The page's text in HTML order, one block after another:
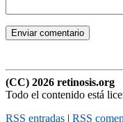
(CC) 2026 retinosis.org
Todo el contenido está
RSS entradas | RSS